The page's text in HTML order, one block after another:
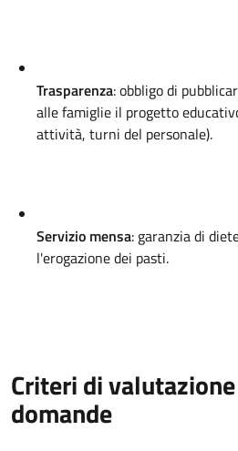
Trasparenza: obbligo di
alle famiglie il progetto
attività, turni del personale).
Servizio mensa: garanzia di
l'erogazione dei pasti.
Criteri di
domande